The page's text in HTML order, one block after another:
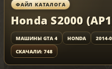
ФАЙЛ КАТАЛОГА
Honda S2000
МАШИНЫ GTA 4 HONDA 2014-
СКАЧАЛИ: 748